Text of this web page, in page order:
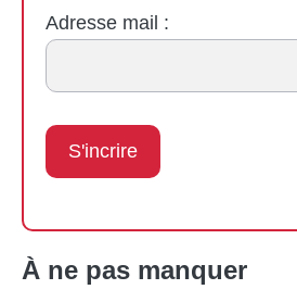
Adresse mail :
À ne pas manquer